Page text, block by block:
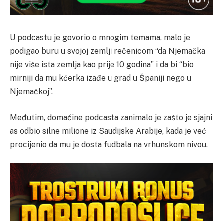
U podcastu je govorio o mnogim temama, malo je
podigao buru u svojoj zemlji rečenicom “da Njemačka
nije više ista zemlja kao prije 10 godina” i da bi “bio
mirniji da mu kćerka izađe u grad u Španiji nego u
Njemačkoj”.
Međutim, domaćine podcasta zanimalo je zašto je sjajni
as odbio silne milione iz Saudijske Arabije, kada je već
procijenio da mu je dosta fudbala na vrhunskom nivou.